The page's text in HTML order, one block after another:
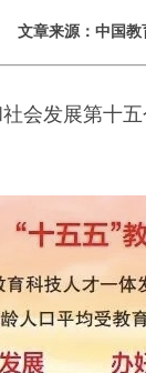
文章来源：中国教
会发展第十